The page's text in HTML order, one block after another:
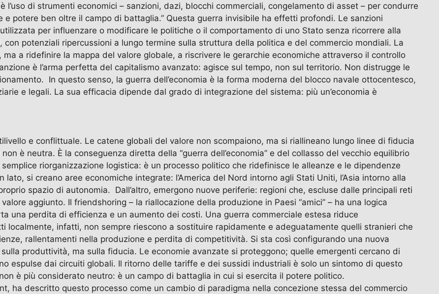
di strumenti economici – sanzioni, dazi, blocchi commerciali, congelamento di asset – per condurre
potere ben oltre il campo di battaglia.” Questa guerra invisibile ha effetti profondi. Le sanzioni
per influenzare o modificare le politiche o il comportamento di uno Stato senza ricorrere alla
potenziali ripercussioni a lungo termine sulla struttura della politica e del commercio mondiali. La
ma a ridefinire la mappa del valore globale, a riscrivere le gerarchie economiche attraverso il controllo
è l’arma perfetta del capitalismo avanzato: agisce sul tempo, non sul territorio. Non distrugge le
In questo senso, la guerra dell’economia è la forma moderna del blocco navale ottocentesco,
e legali. La sua efficacia dipende dal grado di integrazione del sistema: più un’economia è
e conflittuale. Le catene globali del valore non scompaiono, ma si riallineano lungo linee di fiducia
è neutra. È la conseguenza diretta della “guerra dell’economia” e del collasso del vecchio equilibrio
riorganizzazione logistica: è un processo politico che ridefinisce le alleanze e le dipendenze
si creano aree economiche integrate: l’America del Nord intorno agli Stati Uniti, l’Asia intorno alla
spazio di autonomia. Dall’altro, emergono nuove periferie: regioni che, escluse dalle principali reti
aggiunto. Il friendshoring – la riallocazione della produzione in Paesi “amici” – ha una logica
una perdita di efficienza e un aumento dei costi. Una guerra commerciale estesa riduce
localmente, infatti, non sempre riescono a sostituire rapidamente e adeguatamente quelli stranieri che
rallentamenti nella produzione e perdita di competitività. Si sta così configurando una nuova
produttività, ma sulla fiducia. Le economie avanzate si proteggono; quelle emergenti cercano di
espulse dai circuiti globali. Il ritorno delle tariffe e dei sussidi industriali è solo un sintomo di questo
è più considerato neutro: è un campo di battaglia in cui si esercita il potere politico.
ha descritto questo processo come un cambio di paradigma nella concezione stessa del commercio